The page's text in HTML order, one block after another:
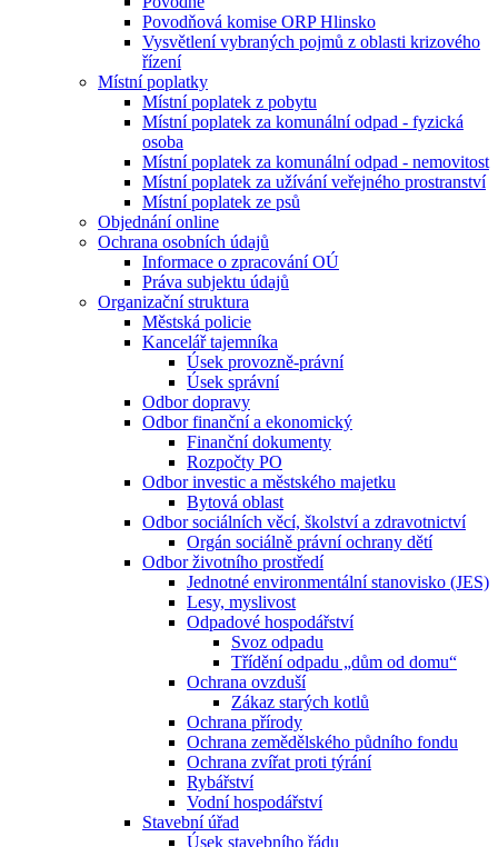
Povodňová komise ORP Hlinsko
Vysvětlení vybraných pojmů z oblasti krizového
řízení
Místní poplatky
Místní poplatek z pobytu
Místní poplatek za komunální odpad - fyzická
osoba
Místní poplatek za komunální odpad - nemovitost
Místní poplatek za užívání veřejného prostranství
Místní poplatek ze psů
Objednání online
Ochrana osobních údajů
Informace o zpracování OÚ
Práva subjektu údajů
Organizační struktura
Městská policie
Kancelář tajemníka
Úsek provozně-právní
Úsek správní
Odbor dopravy
Odbor finanční a ekonomický
Finanční dokumenty
Rozpočty PO
Odbor investic a městského majetku
Bytová oblast
Odbor sociálních věcí, školství a zdravotnictví
Orgán sociálně právní ochrany dětí
Odbor životního prostředí
Jednotné environmentální stanovisko (JES)
Lesy, myslivost
Odpadové hospodářství
Svoz odpadu
Třídění odpadu „dům od domu“
Ochrana ovzduší
Zákaz starých kotlů
Ochrana přírody
Ochrana zemědělského půdního fondu
Ochrana zvířat proti týrání
Rybářství
Vodní hospodářství
Stavební úřad
Úsek stavebního řádu